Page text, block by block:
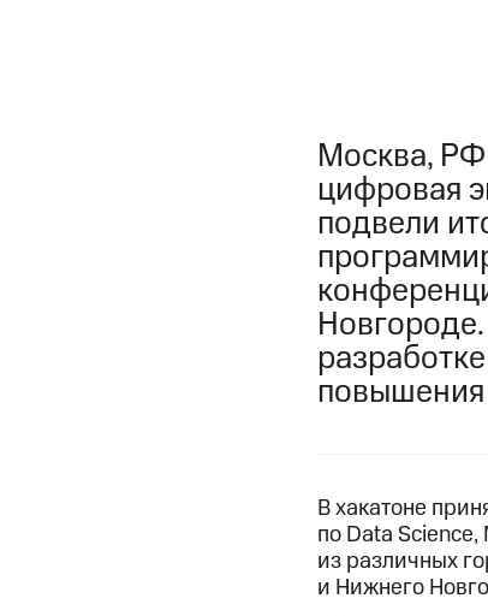
Москва,
цифровая
подвели
В хакатоне
по Data
из различных
и Нижнего